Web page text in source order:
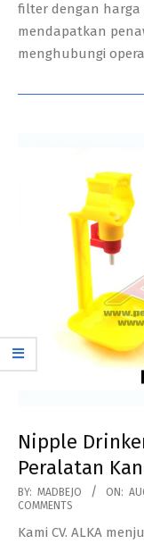
filter dengan
mendapatkan
menghubungi
Nipple
Peralatan
2017-
08-
16
BY: MADBEJO ON:
COMMENTS
Kami CV. ALKA